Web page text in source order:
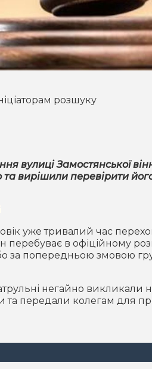
розшуку
вулиці Замостянської
вирішили перевірити
уже тривалий час
в офіційному
за попередньою змовою
негайно викликали
та передали колегам для